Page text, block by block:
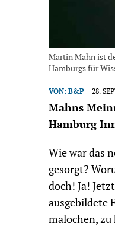
Martin Mahn ist
Hamburgs für
VON: B&P 28.
Mahns
Hamburg
Wie war das
gesorgt?
doch! Ja!
ausgebildete
malochen,